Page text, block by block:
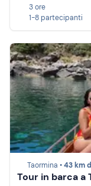
3 ore
1-8 partecipanti
Taormina •43 km
Tour in barca a